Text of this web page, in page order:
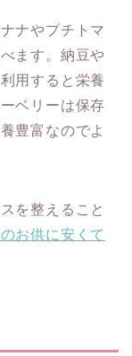
ナやプチトマ
ます。納豆や
用すると栄養
ベリーは保存
豊富なのでよ
を整えること
お供に安くて